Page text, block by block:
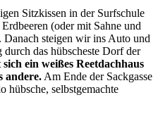
Sitzkissen in der Surfschule
(oder mit Sahne und
steigen wir ins Auto und
das hübscheste Dorf der
ein weißes Reetdachhaus
andere. Am Ende der Sackgasse
hübsche, selbstgemachte